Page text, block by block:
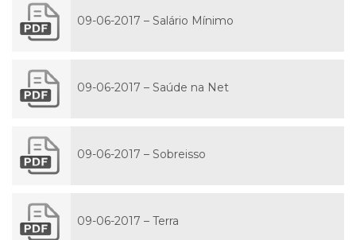
09-06-2017 – Salário Mínimo
09-06-2017 – Saúde na Net
09-06-2017 – Sobreisso
09-06-2017 – Terra